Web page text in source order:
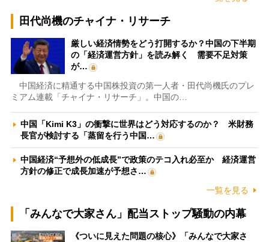
田代尚機のチャイナ・リサーチ
厳しい経済情勢をどう打開するか？中国の下半期
の「経済運営方針」を読み解く 需要不足対策
が…
中国経済に精通する中国株投資の第一人者・田代尚機氏のプレ
ミアム連載「チャイナ・リサーチ」。中国の…
中国「Kimi K3」の衝撃に世界はどう対応するのか？ 米財務
長官が検討する「蒸留を行う中国…
中国経済“予想外の低成長”で政策のテコ入れ必至か 経済運営
方針の修正で成長加速が予想さ…
一覧を見る
「みんなで大家さん」配当ストップ騒動の内幕
《ついに見えた問題の核心》「みんなで大家さ